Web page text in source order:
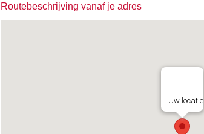
Routebeschrijving vanaf je adres
Uw locatie